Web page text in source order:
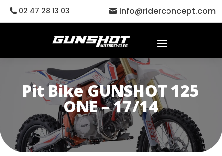
02 47 28 13 03 info@riderconcept.com
Pit Bike GUNSHOT 125
ONE – 17/14